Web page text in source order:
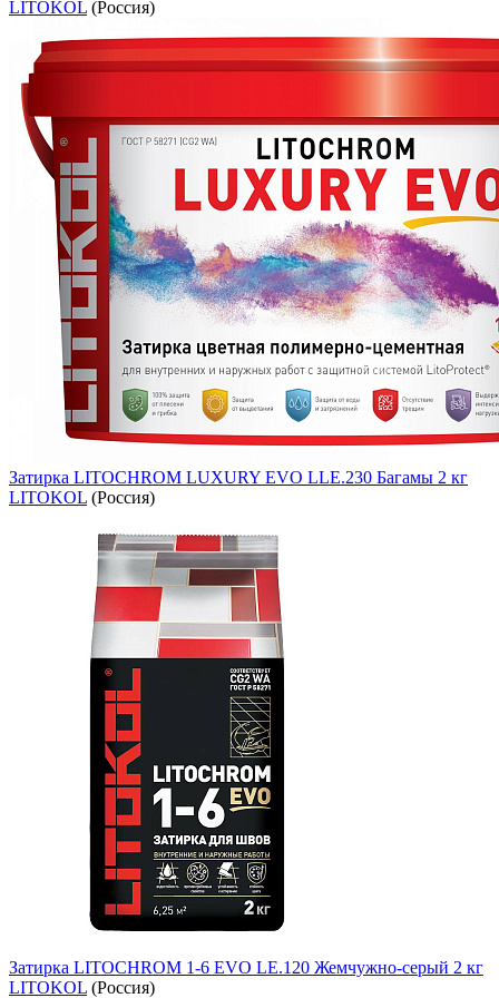
LITOKOL (Россия)
Затирка LITOCHROM LUXURY EVO LLE.230 Багамы 2 кг
LITOKOL (Россия)
Затирка LITOCHROM 1-6 EVO LE.120 Жемчужно-серый 2 кг
LITOKOL (Россия)